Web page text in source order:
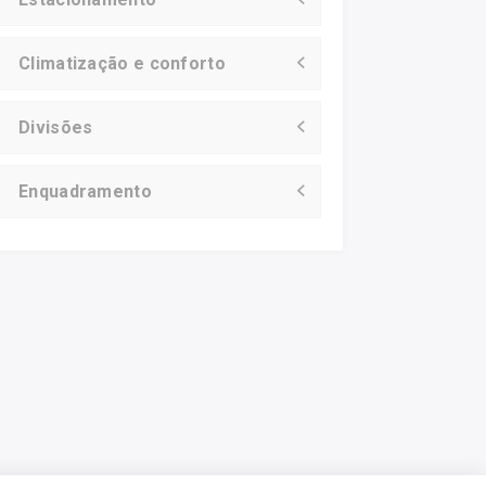
Climatização e conforto
Divisões
Enquadramento